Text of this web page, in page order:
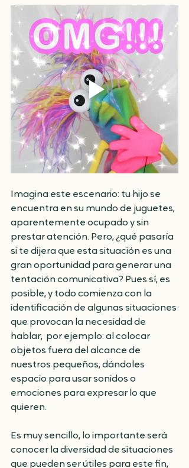
Imagina este escenario: tu hijo se
encuentra en su mundo de juguetes,
aparentemente ocupado y sin
prestar atención. Pero, ¿qué pasaría
si te dijera que esta situación es una
gran oportunidad para generar una
tentación comunicativa? Pues sí, es
posible, y todo comienza con la
identificación de algunas situaciones
que provocan la necesidad de
hablar,  por ejemplo: al colocar
objetos fuera del alcance de
nuestros pequeños, dándoles
espacio para usar sonidos o
emociones para expresar lo que
quieren.
Es muy sencillo, lo importante será
conocer la diversidad de situaciones
que pueden ser útiles para este fin,